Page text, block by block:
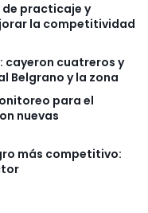
de practicaje y
la competitividad
cayeron cuatreros y
Belgrano y la zona
para el
nuevas
más competitivo: